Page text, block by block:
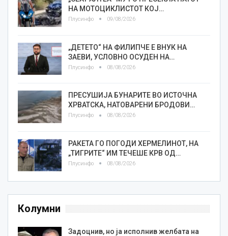
НА МОТОЦИКЛИСТОТ КОЈ…
Плусинфо 09/08/2026
„ДЕТЕТО“ НА ФИЛИПЧЕ Е ВНУК НА
ЗАЕВИ, УСЛОВНО ОСУДЕН НА…
Плусинфо 08/08/2026
ПРЕСУШИЈА БУНАРИТЕ ВО ИСТОЧНА
ХРВАТСКА, НАТОВАРЕНИ БРОДОВИ…
Плусинфо 08/08/2026
РАКЕТА ГО ПОГОДИ ХЕРМЕЛИНОТ, НА
„ТИГРИТЕ“ ИМ ТЕЧЕШЕ КРВ ОД…
Плусинфо 08/08/2026
Колумни
Задоцнив, но ја исполнив желбата на